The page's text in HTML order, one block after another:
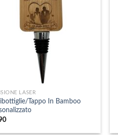
LASER
Tappo In Bamboo